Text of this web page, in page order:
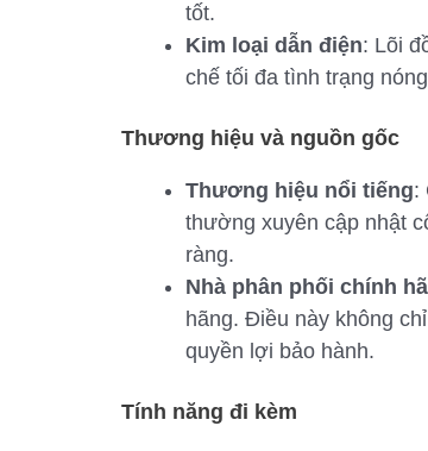
tốt.
Kim loại dẫn điện: Lõi
chế tối đa tình trạng
Thương hiệu và nguồn gốc
Thương hiệu nổi tiếng:
thường xuyên cập nhật
ràng.
Nhà phân phối chính
hãng. Điều này không
quyền lợi bảo hành.
Tính năng đi kèm